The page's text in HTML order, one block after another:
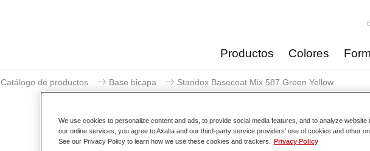
Productos Colores
Catálogo de productos Base bicapa Standox Basecoat Mix 587 Green Yellow
We use cookies to personalize content and ads, to provide social media features, and to analyze website
our online services, you agree to Axalta and our third-party service providers’ use of cookies and other
See our Privacy Policy to learn how we use these cookies and trackers.
Privacy Policy